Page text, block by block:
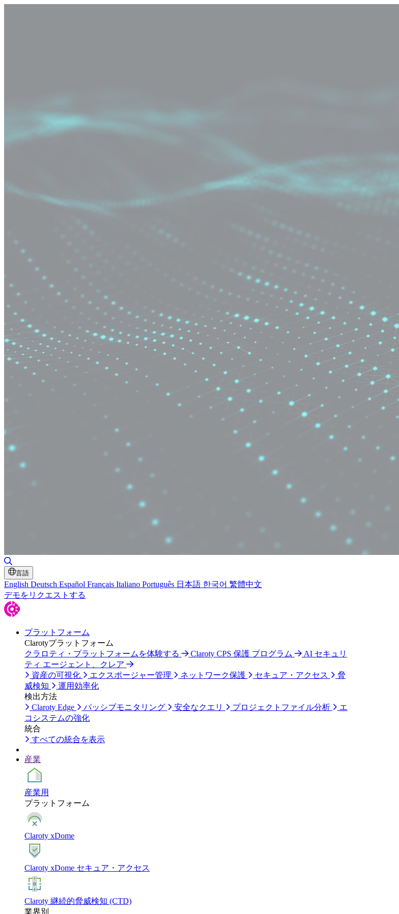
言語
English Deutsch Español Français Italiano Português 日本語 한국어 繁體中文
デモをリクエストする
プラットフォーム
Clarotyプラットフォーム
クラロティ・プラットフォームを体験する
Claroty CPS 保護 プログラム
AI セキュリ
ティ エージェント、クレア
資産の可視化
エクスポージャー管理 ネットワーク保護 セキュア・アクセス
脅
威検知
運用効率化
検出方法
Claroty Edge
パッシブモニタリング 安全なクエリ プロジェクトファイル分析
エ
コシステムの強化
統合
すべての統合を表示
産業
産業用
プラットフォーム
Claroty xDome
Claroty xDome セキュア・アクセス
Claroty 継続的脅威検知 (CTD)
業界別